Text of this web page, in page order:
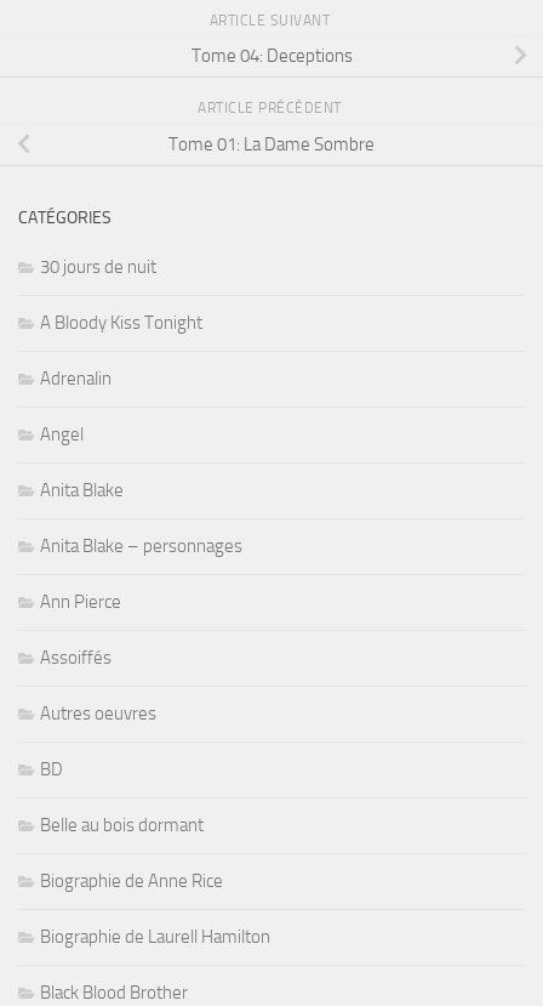
ARTICLE SUIVANT
Tome 04: Deceptions
ARTICLE PRÉCÉDENT
Tome 01: La Dame Sombre
CATÉGORIES
30 jours de nuit
A Bloody Kiss Tonight
Adrenalin
Angel
Anita Blake
Anita Blake – personnages
Ann Pierce
Assoiffés
Autres oeuvres
BD
Belle au bois dormant
Biographie de Anne Rice
Biographie de Laurell Hamilton
Black Blood Brother